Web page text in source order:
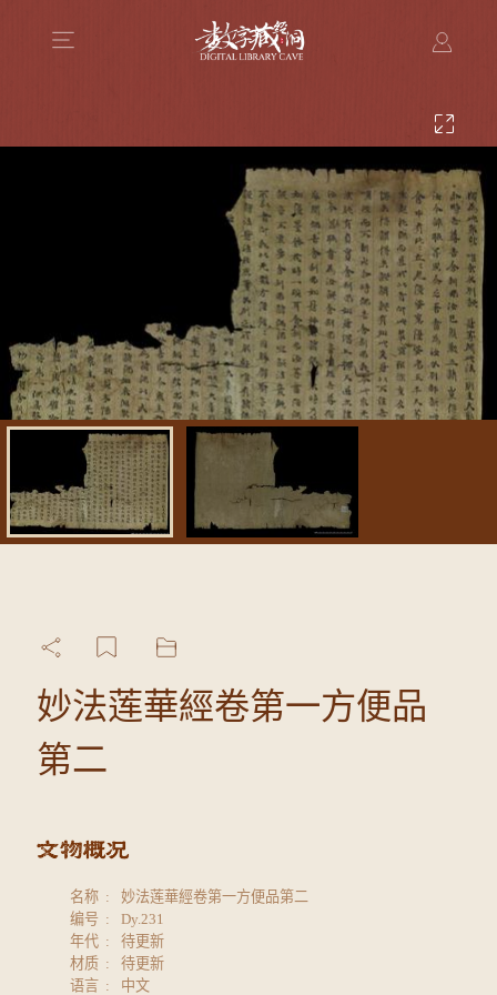
妙法莲華經卷第一方便品
第二
名称
妙法莲華經卷第一方便品第二
编号
Dy.231
年代
待更新
材质
待更新
语言
中文